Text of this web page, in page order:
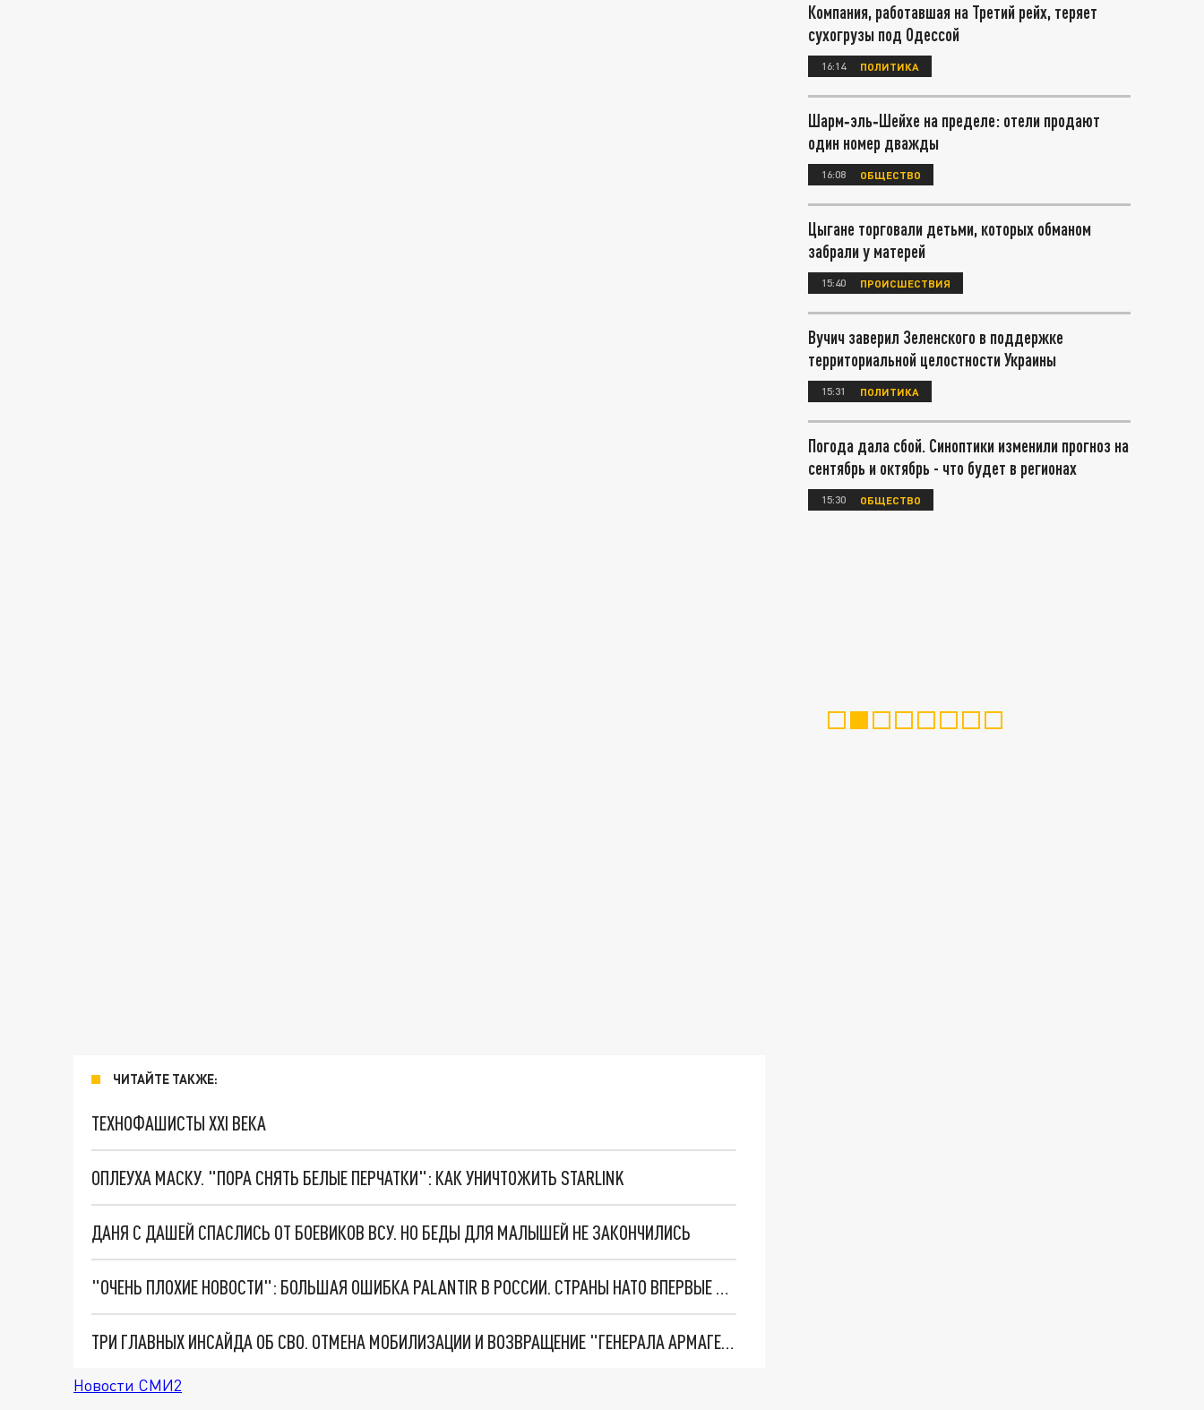
ЧИТАЙТЕ ТАКЖЕ:
ТЕХНОФАШИСТЫ XXI ВЕКА
ОПЛЕУХА МАСКУ. "ПОРА СНЯТЬ БЕЛЫЕ ПЕРЧАТКИ": КАК УНИЧТОЖИТЬ STARLINK
ДАНЯ С ДАШЕЙ СПАСЛИСЬ ОТ БОЕВИКОВ ВСУ. НО БЕДЫ ДЛЯ МАЛЫШЕЙ НЕ ЗАКОНЧИЛИСЬ
"ОЧЕНЬ ПЛОХИЕ НОВОСТИ": БОЛЬШАЯ ОШИБКА PALANTIR В РОССИИ. СТРАНЫ НАТО ВПЕРВЫЕ ЗА СВО ОСТАНОВИЛИ ПОСТАВКИ ОРУЖИЯ. ВСУ ТЕРЯЮТ ПРИГРАНИЧЬЕ?
ТРИ ГЛАВНЫХ ИНСАЙДА ОБ СВО. ОТМЕНА МОБИЛИЗАЦИИ И ВОЗВРАЩЕНИЕ "ГЕНЕРАЛА АРМАГЕДДОНА"? ОТЛИЧНЫЕ НОВОСТИ, КОТОРЫЕ ЖДАЛИ ВСЕ
Новости СМИ2
Компания, работавшая на Третий рейх, теряет
сухогрузы под Одессой
16:14 ПОЛИТИКА
Шарм‑эль‑Шейхе на пределе: отели продают
один номер дважды
16:08 ОБЩЕСТВО
Цыгане торговали детьми, которых обманом
забрали у матерей
15:40 ПРОИСШЕСТВИЯ
Вучич заверил Зеленского в поддержке
территориальной целостности Украины
15:31 ПОЛИТИКА
Погода дала сбой. Синоптики изменили прогноз на
сентябрь и октябрь - что будет в регионах
15:30 ОБЩЕСТВО